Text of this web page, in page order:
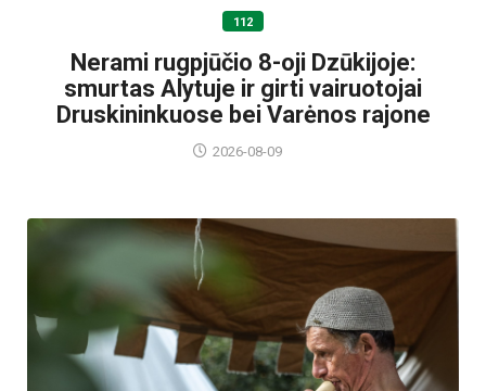
112
Nerami rugpjūčio 8-oji Dzūkijoje:
smurtas Alytuje ir girti vairuotojai
Druskininkuose bei Varėnos rajone
2026-08-09